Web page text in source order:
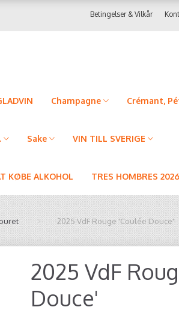
Betingelser & Vilkår
Champagne Crémant,
Sake VIN TILL SVERIGE
KØBE ALKOHOL TRES HOMBRES 2026
2025 VdF Rouge 'Coulée Douce'
2025 VdF
Douce'